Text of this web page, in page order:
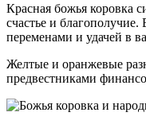
Красная божья коровка
счастье и
переменами и удачей в
Желтые и оранжевые
предвестниками